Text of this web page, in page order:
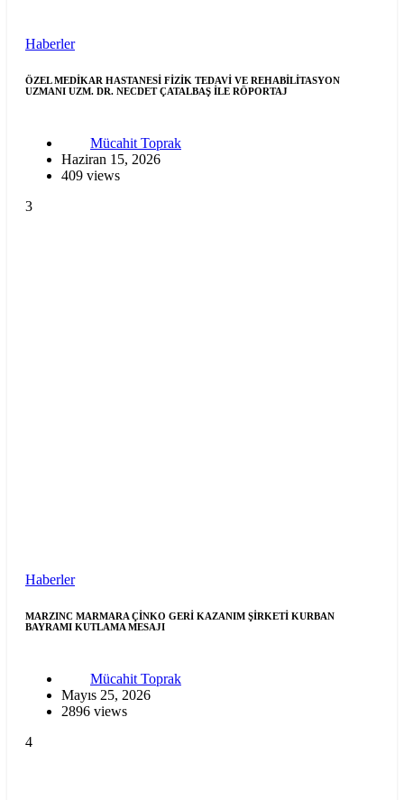
Haberler
ÖZEL MEDİKAR HASTANESİ FİZİK TEDAVİ VE REHABİLİTASYON
UZMANI UZM. DR. NECDET ÇATALBAŞ İLE RÖPORTAJ
Mücahit Toprak
Haziran 15, 2026
409 views
3
Haberler
MARZINC MARMARA ÇİNKO GERİ KAZANIM ŞİRKETİ KURBAN
BAYRAMI KUTLAMA MESAJI
Mücahit Toprak
Mayıs 25, 2026
2896 views
4